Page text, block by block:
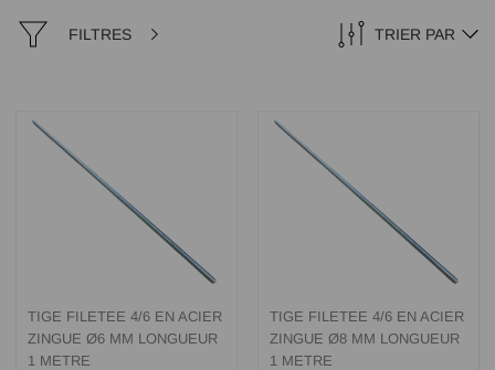
FILTRES TRIER PAR
TIGE FILETEE 4/6 EN ACIER
ZINGUE Ø6 MM LONGUEUR
1 METRE
TIGE FILETEE 4/6 EN ACIER
ZINGUE Ø8 MM LONGUEUR
1 METRE